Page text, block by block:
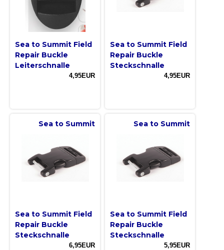
Sea to Summit Field
Repair Buckle
Leiterschnalle
4,95EUR
Sea to Summit Field
Repair Buckle
Steckschnalle
4,95EUR
Sea to Summit
Sea to Summit Field
Repair Buckle
Steckschnalle
6,95EUR
Sea to Summit
Sea to Summit Field
Repair Buckle
Steckschnalle
5,95EUR